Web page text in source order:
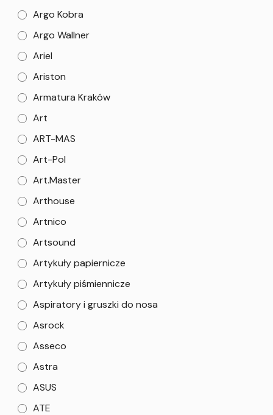
Argo Kobra
Argo Wallner
Ariel
Ariston
Armatura Kraków
Art
ART-MAS
Art-Pol
Art.Master
Arthouse
Artnico
Artsound
Artykuły papiernicze
Artykuły piśmiennicze
Aspiratory i gruszki do nosa
Asrock
Asseco
Astra
ASUS
ATE